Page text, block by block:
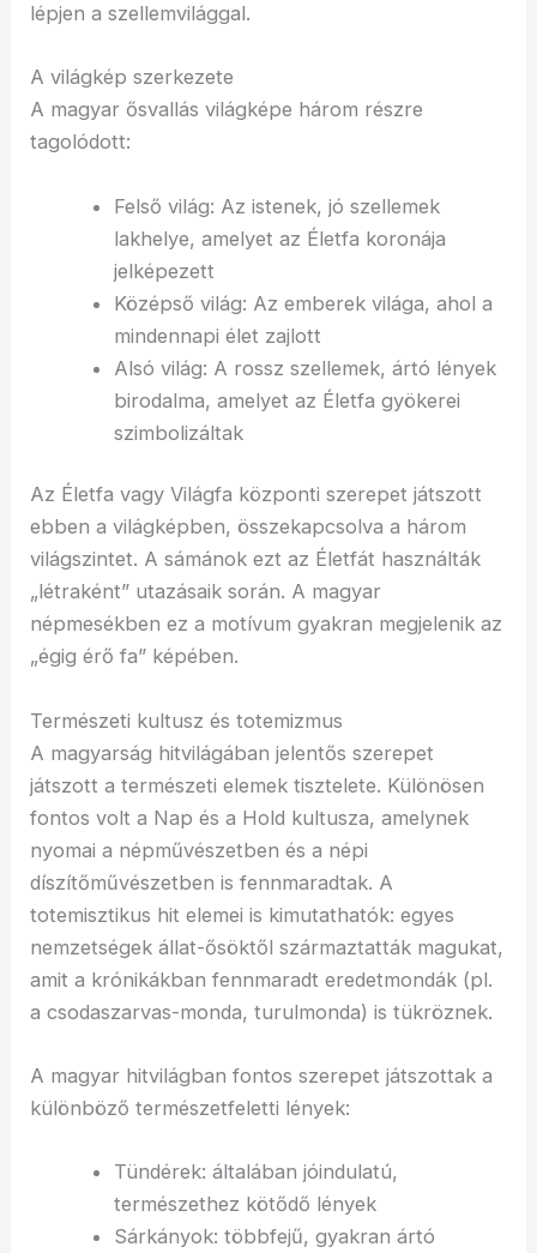
lépjen a szellemvilággal.
A világkép szerkezete
A magyar ősvallás világképe három részre
tagolódott:
Felső világ: Az istenek, jó szellemek
lakhelye, amelyet az Életfa koronája
jelképezett
Középső világ: Az emberek világa, ahol a
mindennapi élet zajlott
Alsó világ: A rossz szellemek, ártó lények
birodalma, amelyet az Életfa gyökerei
szimbolizáltak
Az Életfa vagy Világfa központi szerepet játszott
ebben a világképben, összekapcsolva a három
világszintet. A sámánok ezt az Életfát használták
„létraként” utazásaik során. A magyar
népmesékben ez a motívum gyakran megjelenik az
„égig érő fa” képében.
Természeti kultusz és totemizmus
A magyarság hitvilágában jelentős szerepet
játszott a természeti elemek tisztelete. Különösen
fontos volt a Nap és a Hold kultusza, amelynek
nyomai a népművészetben és a népi
díszítőművészetben is fennmaradtak. A
totemisztikus hit elemei is kimutathatók: egyes
nemzetségek állat-ősöktől származtatták magukat,
amit a krónikákban fennmaradt eredetmondák (pl.
a csodaszarvas-monda, turulmonda) is tükröznek.
A magyar hitvilágban fontos szerepet játszottak a
különböző természetfeletti lények:
Tündérek: általában jóindulatú,
természethez kötődő lények
Sárkányok: többfejű, gyakran ártó